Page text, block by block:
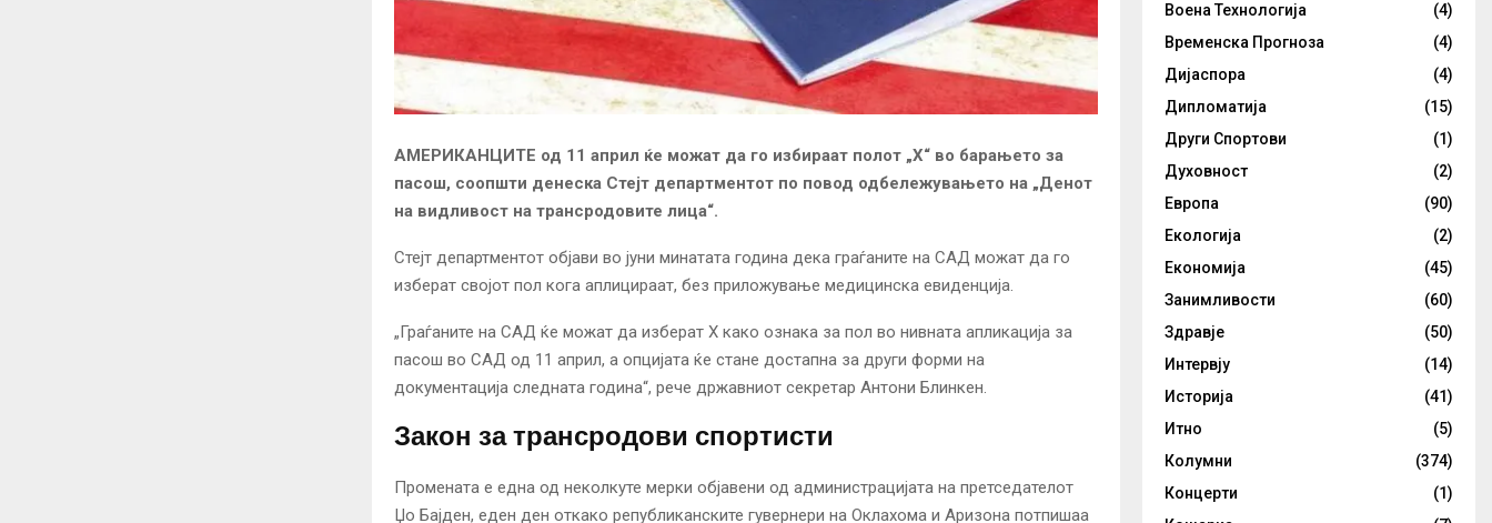
АМЕРИКАНЦИТЕ од 11 април ќе можат да го избираат полот „Х“ во барањето за
пасош, соопшти денеска Стејт департментот по повод одбележувањето на „Денот
на видливост на трансродовите лица“.
Стејт департментот објави во јуни минатата година дека граѓаните на САД можат да го
изберат својот пол кога аплицираат, без приложување медицинска евиденција.
„Граѓаните на САД ќе можат да изберат X како ознака за пол во нивната апликација за
пасош во САД од 11 април, а опцијата ќе стане достапна за други форми на
документација следната година“, рече државниот секретар Антони Блинкен.
Закон за трансродови спортисти
Промената е една од неколкуте мерки објавени од администрацијата на претседателот
Џо Бајден, еден ден откако републиканските гувернери на Оклахома и Аризона потпишаа
Воена Технологија
(4)
Временска Прогноза
(4)
Дијаспора
(4)
Дипломатија
(15)
Други Спортови
(1)
Духовност
(2)
Европа
(90)
Екологија
(2)
Економија
(45)
Занимливости
(60)
Здравје
(50)
Интервју
(14)
Историја
(41)
Итно
(5)
Колумни
(374)
Концерти
(1)